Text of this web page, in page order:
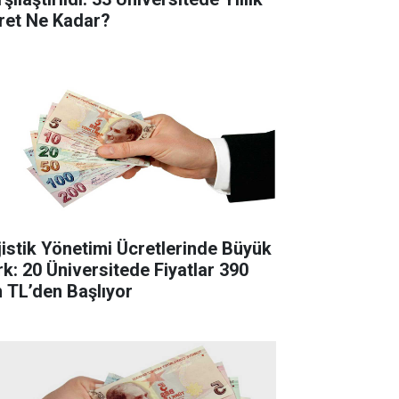
Ne Kadar?
Yönetimi Ücretlerinde Büyük
20 Üniversitede Fiyatlar 390
TL’den Başlıyor